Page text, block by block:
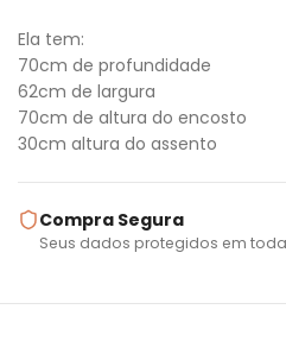
Ela tem:
70cm de profundidade
62cm de largura
70cm de altura do encosto
30cm altura do assento
Compra Segura
Seus dados protegidos em